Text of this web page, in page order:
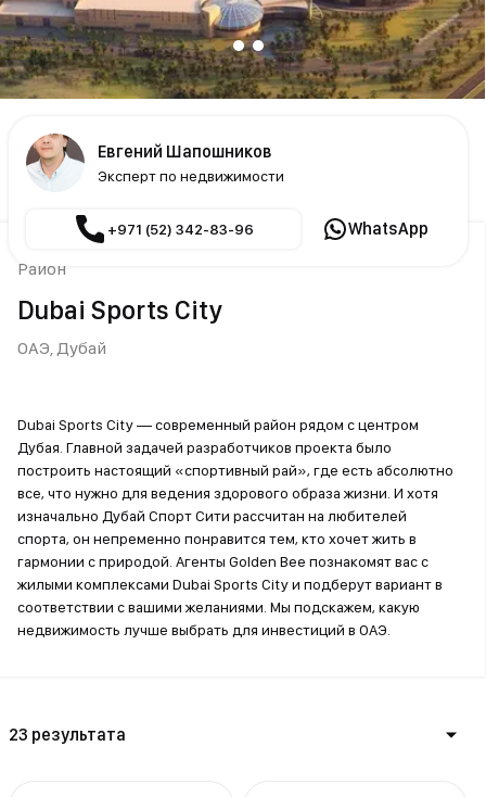
Район
Dubai Sports City
ОАЭ,Дубай
Dubai Sports City — современный район рядом с центром
Дубая. Главной задачей разработчиков проекта было
построить настоящий «спортивный рай», где есть абсолютно
все, что нужно для ведения здорового образа жизни. И хотя
изначально Дубай Спорт Сити рассчитан на любителей
спорта, он непременно понравится тем, кто хочет жить в
гармонии с природой. Агенты Golden Bee познакомят вас с
жилыми комплексами Dubai Sports City и подберут вариант в
соответствии с вашими желаниями. Мы подскажем, какую
недвижимость лучше выбрать для инвестиций в ОАЭ.
Евгений Шапошников
Эксперт по недвижимости
+971 (52) 342-83-96 WhatsApp
23 результата